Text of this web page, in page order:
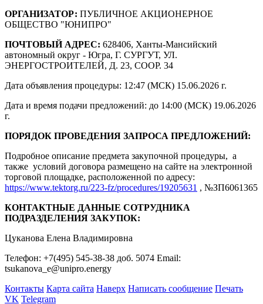
ОРГАНИЗАТОР: ПУБЛИЧНОЕ АКЦИОНЕРНОЕ
ОБЩЕСТВО "ЮНИПРО"
ПОЧТОВЫЙ АДРЕС: 628406, Ханты-Мансийский
автономный округ - Югра, Г. СУРГУТ, УЛ.
ЭНЕРГОСТРОИТЕЛЕЙ, Д. 23, СООР. 34
Дата объявления процедуры: 12:47 (МСК) 15.06.2026 г.
Дата и время подачи предложений: до 14:00 (МСК) 19.06.2026
г.
ПОРЯДОК ПРОВЕДЕНИЯ ЗАПРОСА ПРЕДЛОЖЕНИЙ:
Подробное описание предмета закупочной процедуры, а
также условий договора размещено на сайте на электронной
торговой площадке, расположенной по адресу:
https://www.tektorg.ru/223-fz/procedures/19205631 , №ЗП6061365
КОНТАКТНЫЕ ДАННЫЕ СОТРУДНИКА
ПОДРАЗДЕЛЕНИЯ ЗАКУПОК:
Цуканова Елена Владимировна
Телефон: +7(495) 545-38-38 доб. 5074 Email:
tsukanova_e@unipro.energy
Контакты Карта сайта Наверх Написать сообщение Печать
VK Telegram